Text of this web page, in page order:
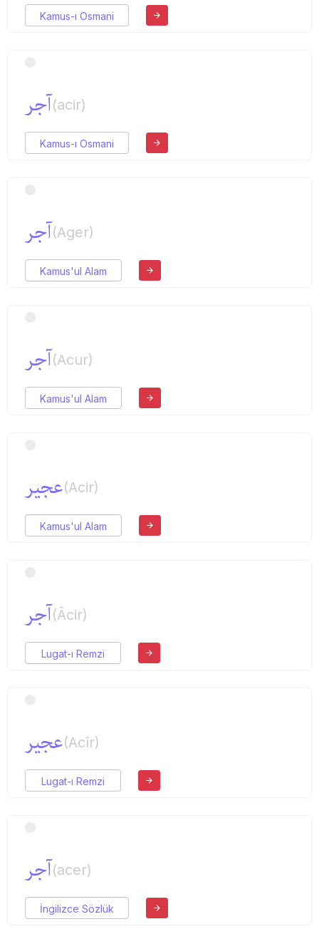
Kamus-ı Osmani
آجر(acir)
Kamus-ı Osmani
آجر(Ager)
Kamus'ul Alam
آجر(Acur)
Kamus'ul Alam
عجیر(Acir)
Kamus'ul Alam
آجر(Âcir)
Lugat-ı Remzi
عجیر(Acîr)
Lugat-ı Remzi
آجر(acer)
İngilizce Sözlük